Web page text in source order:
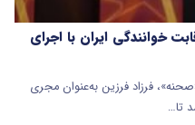
خوانندگی ایران با اجرای
فرزاد فرزین به‌عنوان مجری
تا…